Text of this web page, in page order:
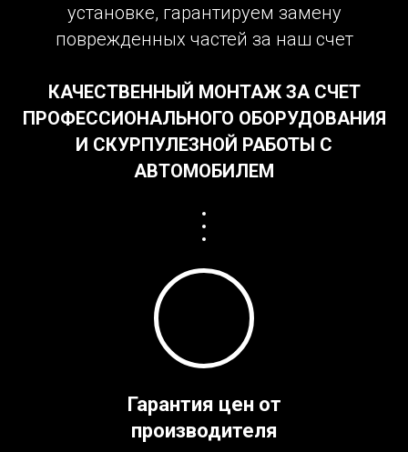
установке, гарантируем замену
поврежденных частей за наш счет
КАЧЕСТВЕННЫЙ МОНТАЖ ЗА СЧЕТ
ПРОФЕССИОНАЛЬНОГО ОБОРУДОВАНИЯ
И СКУРПУЛЕЗНОЙ РАБОТЫ С
АВТОМОБИЛЕМ
Гарантия цен от
производителя